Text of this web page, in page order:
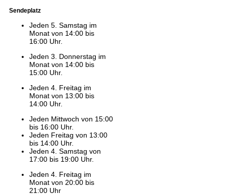
Sendeplatz
Jeden 5. Samstag im
Monat von 14:00 bis
16:00 Uhr.
Jeden 3. Donnerstag im
Monat von 14:00 bis
15:00 Uhr.
Jeden 4. Freitag im
Monat von 13:00 bis
14:00 Uhr.
Jeden Mittwoch von 15:00
bis 16:00 Uhr.
Jeden Freitag von 13:00
bis 14:00 Uhr.
Jeden 4. Samstag von
17:00 bis 19:00 Uhr.
Jeden 4. Freitag im
Monat von 20:00 bis
21:00 Uhr